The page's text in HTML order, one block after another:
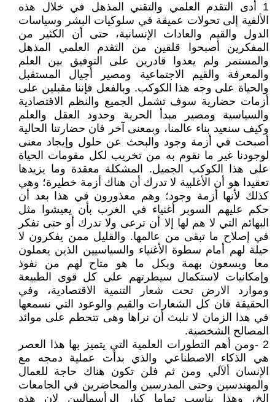
1 أدى التقدم العلمي والتقني المذهل في خلال هذه
الألفية إلى تحولات عميقة في سلوكيات البشر وسياسات
الدول والقيم والعادات الإنسانية، حتى أن الكثير من
المفكرين أصبحوا قلقين من التقدم العلمي المذهل
والمستمر ولم يعدوا قادرين على التوفيق بين العلم
والمعرفة والقيم الاجتماعية ومصير أجيال المستقبل
والحياة على وجه هذا الكوكب. وبالفعل فإننا مقبلين على
أزمات حضارية سوف تشمل الجميع والنظم الاقتصادية
والسياسية ومصير مبدأ الحرية وحدود العقل والعلم
وكيف سنعيد بناء عالمنا، وبمعنى آخر فان حضارتنا الحالية
أصبحت في أزمة وجود والبحث عن حلول وإيجاد معنى
لوجودنا غير ما نقوم به من تخريب لكل مقومات الحياة
على هذا الكوكب الجميل. المشكلة معقدة وما يزيدها
تعقيدا هو أن الأغلبية لا تدرك أن هناك أزمة خطيرة؛ وهي
كذلك لأنها أزمة وجود؛ وهم معذورون في هذا بعد أن
حكم عليهم السوبر أغنياء في الغرب بأن يعيشوا مثل
البهائم التي لا هم لها إلا أن ترعى ولا تدرك أو حتى تفكر
في إصلاح ما تبقى من عالمها. والقليل ممن يفكرون لا
حيلة لهم أمام سطوة الأغنياء والسياسيين الذين يعملون
معا ويسعون بهمة وبكل ما هو متاح لهم من نفوذ
وإمكانيات لاستكمال سيطرتهم على كل قوى الطبيعة
وموارد الارض تحت شعار التنمية الاقتصادية، وفي
الحقيقة فان كل الشعارات والقيم والوعود التي نسمعها
في هذا الزمان لا نلبث أن نراها وهى تتحطم على موائد
المصالح الشخصية.
2 -ومن أهم التطورات العلمية التي يتميز بها هذا العصر
هي الذكاء الاصطناعي والذي بدأت عملية دمجه مع
الإنسان ألآلي ومن ثم فلن تكون هناك حاجة للعمال
والمهندسين وحتى المدرسين والمحاضرين في الجامعات
الخ، وهذا يناسب تماما كبار الرأسماليين لان هذه